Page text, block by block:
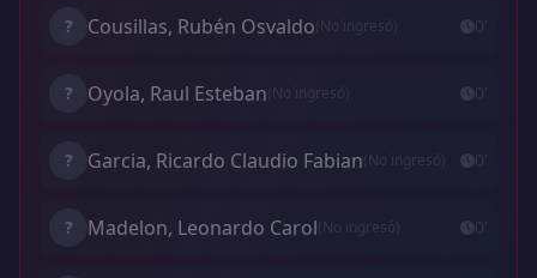
? Cousillas, Rubén Osvaldo(No ingresó) 0'
? Oyola, Raul Esteban(No ingresó) 0'
? Garcia, Ricardo Claudio Fabian(No ingresó) 0'
? Madelon, Leonardo Carol(No ingresó) 0'